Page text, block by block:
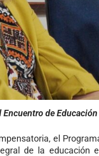
Encuentro de
el
de la educación